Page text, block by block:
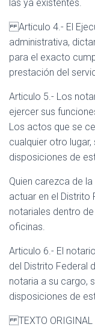
las ya existentes.
Articulo 4.- El
administrativa,
para el exacto
prestación del
Articulo 5.- Los
ejercer sus
Los actos que se
cualquier otro
disposiciones de
Quien carezca de
actuar en el Distrito
notariales dentro
oficinas.
Articulo 6.- El
del Distrito Federal
notaria a su cargo,
disposiciones de
TEXTO ORIGINAL